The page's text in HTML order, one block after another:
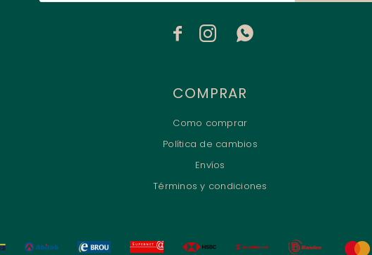
COMPRAR
Como comprar
Política de cambios
Envíos
Términos y condiciones
  